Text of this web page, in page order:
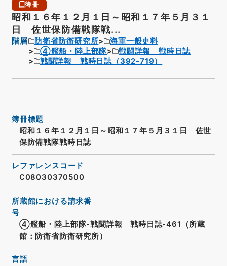
簿冊
昭和１６年１２月１日～昭和１７年５月３１
日 佐世保防備戦隊戦...
階層 防衛省防衛研究所
海軍一般史料
④艦船・陸上部隊
戦闘詳報 戦時日誌
戦闘詳報 戦時日誌（392-719）
簿冊標題
昭和１６年１２月１日～昭和１７年５月３１日 佐世
保防備戦隊戦時日誌
レファレンスコード
C08030370500
所蔵館における請求番
号
④艦船・陸上部隊-戦闘詳報 戦時日誌-461（所蔵
館：防衛省防衛研究所）
言語